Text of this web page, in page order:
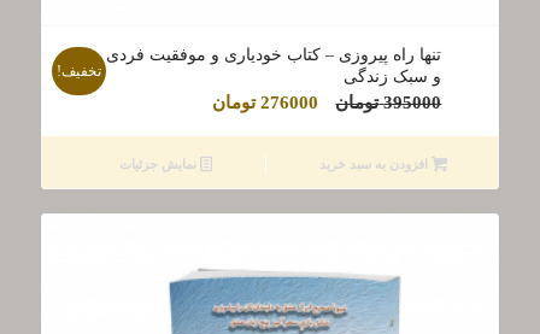
تنها راه پیروزی – کتاب خودیاری و موفقیت فردی
و سبک زندگی
395000 تومان
قیمت
395000 تومان
بود.
276000 تومانقیمت
276000 تومان
است.
تخفیف!
افزودن به سبد خرید نمایش جزئیات